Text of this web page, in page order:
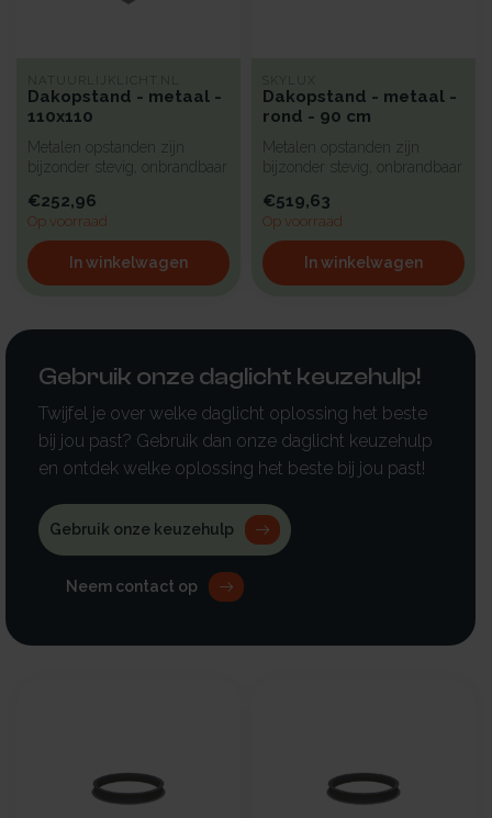
NATUURLIJKLICHT.NL
Dakopstand - metaal -
110x110
Metalen opstanden zijn
bijzonder stevig, onbrandbaar
€252,96
Op voorraad
In winkelwagen
SKYLUX
Dakopstand - metaal -
rond - 90 cm
Metalen opstanden zijn
bijzonder stevig, onbrandbaar
€519,63
Op voorraad
In winkelwagen
Gebruik onze daglicht keuzehulp!
Twijfel je over welke daglicht oplossing het beste
bij jou past? Gebruik dan onze daglicht keuzehulp
en ontdek welke oplossing het beste bij jou past!
Gebruik onze keuzehulp
Neem contact op